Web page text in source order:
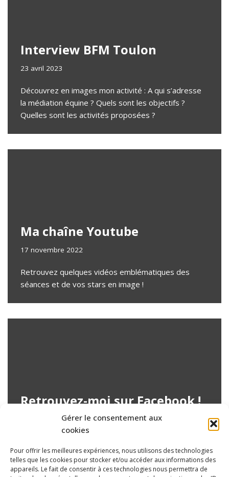
Gérer le consentement aux
cookies
Pour offrir les meilleures expériences, nous utilisons des technologies
telles que les cookies pour stocker et/ou accéder aux informations des
appareils. Le fait de consentir à ces technologies nous permettra de
Interview BFM Toulon
23 avril 2023
Découvrez en images mon activité : A qui s’adresse
la médiation équine ? Quels sont les objectifs ?
Quelles sont les activités proposées ?
Ma chaîne Youtube
17 novembre 2022
Retrouvez quelques vidéos emblématiques des
séances et de vos stars en image !
Retrouvez-moi sur Facebook !
15 octobre 2022
retrouvez des contenus inédits